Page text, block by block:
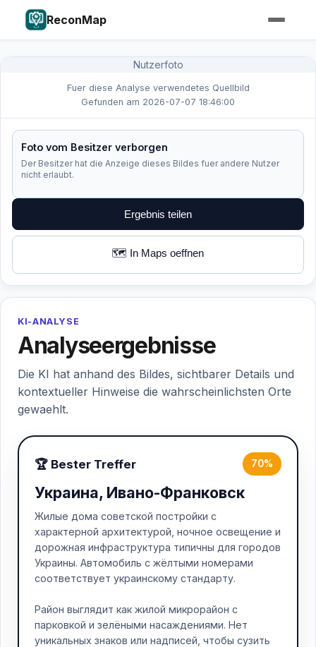
ReconMap
Nutzerfoto
Fuer diese Analyse verwendetes Quellbild
Gefunden am 2026-07-07 18:46:00
Foto vom Besitzer verborgen
Der Besitzer hat die Anzeige dieses Bildes fuer andere Nutzer
nicht erlaubt.
Ergebnis teilen
🗺️ In Maps oeffnen
KI-ANALYSE
Analyseergebnisse
Die KI hat anhand des Bildes, sichtbarer Details und
kontextueller Hinweise die wahrscheinlichsten Orte
gewaehlt.
🏆 Bester Treffer 70%
Украина, Ивано-Франковск
Жилые дома советской постройки с
характерной архитектурой, ночное освещение и
дорожная инфраструктура типичны для городов
Украины. Автомобиль с жёлтыми номерами
соответствует украинскому стандарту.
Район выглядит как жилой микрорайон с
парковкой и зелёными насаждениями. Нет
уникальных знаков или надписей, чтобы сузить